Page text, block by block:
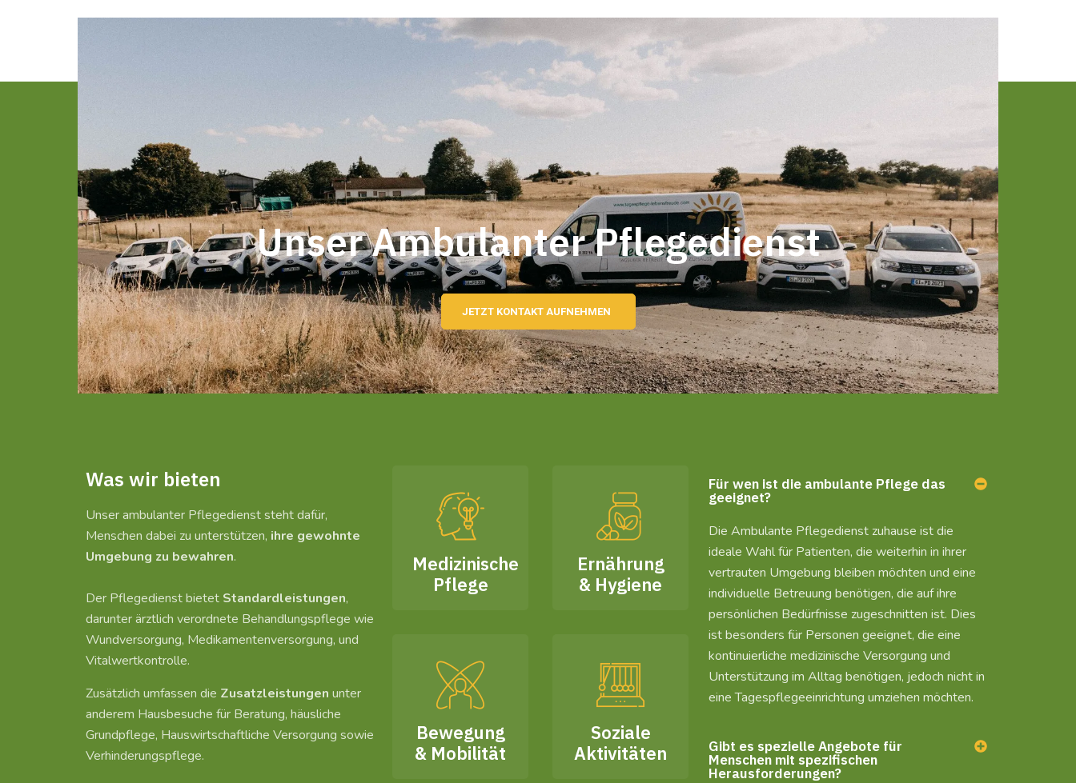
Unser Ambulanter Pflegedienst
JETZT KONTAKT AUFNEHMEN
Was wir bieten
Unser ambulanter Pflegedienst steht dafür,
Menschen dabei zu unterstützen, ihre gewohnte
Umgebung zu bewahren.
Der Pflegedienst bietet Standardleistungen,
darunter ärztlich verordnete Behandlungspflege wie
Wundversorgung, Medikamentenversorgung, und
Vitalwertkontrolle.
Zusätzlich umfassen die Zusatzleistungen unter
anderem Hausbesuche für Beratung, häusliche
Grundpflege, Hauswirtschaftliche Versorgung sowie
Verhinderungspflege.
Medizinische
Pflege
Ernährung
& Hygiene
Bewegung
& Mobilität
Soziale
Aktivitäten
Für wen ist die ambulante Pflege das
geeignet?
Die Ambulante Pflegedienst zuhause ist die
ideale Wahl für Patienten, die weiterhin in ihrer
vertrauten Umgebung bleiben möchten und eine
individuelle Betreuung benötigen, die auf ihre
persönlichen Bedürfnisse zugeschnitten ist. Dies
ist besonders für Personen geeignet, die eine
kontinuierliche medizinische Versorgung und
Unterstützung im Alltag benötigen, jedoch nicht in
eine Tagespflegeeinrichtung umziehen möchten.
Gibt es spezielle Angebote für
Menschen mit spezifischen
Herausforderungen?